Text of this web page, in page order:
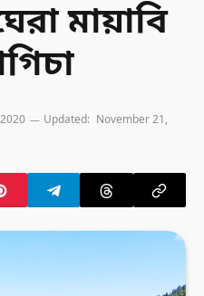
মায়াবি
Updated: November 21,